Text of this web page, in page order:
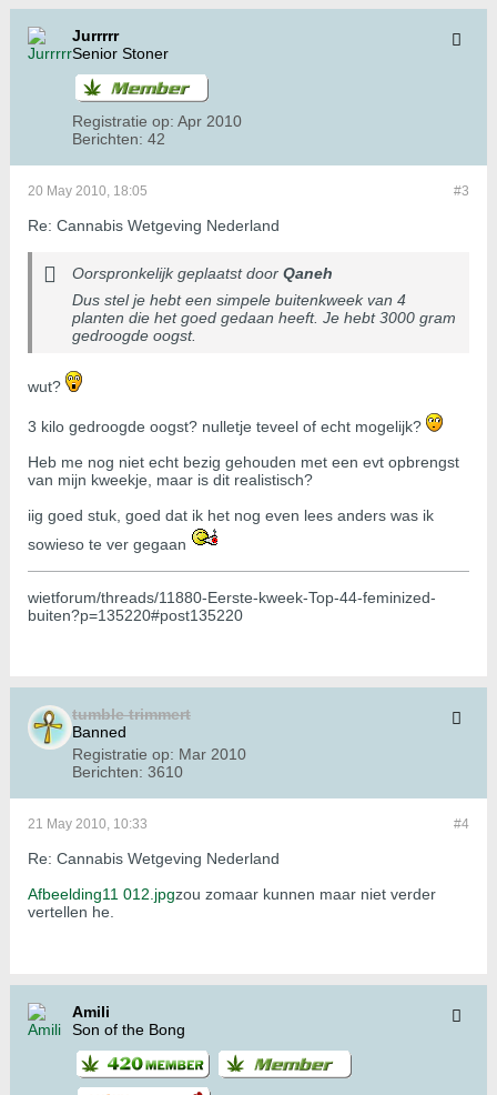
Jurrrrr
Senior Stoner
Registratie op: Apr 2010
Berichten: 42
#3
20 May 2010, 18:05
Re: Cannabis Wetgeving Nederland
Oorspronkelijk geplaatst door Qaneh
Dus stel je hebt een simpele buitenkweek van 4
planten die het goed gedaan heeft. Je hebt 3000 gram
gedroogde oogst.
wut?
3 kilo gedroogde oogst? nulletje teveel of echt mogelijk?
Heb me nog niet echt bezig gehouden met een evt opbrengst
van mijn kweekje, maar is dit realistisch?
iig goed stuk, goed dat ik het nog even lees anders was ik
sowieso te ver gegaan
wietforum/threads/11880-Eerste-kweek-Top-44-feminized-
buiten?p=135220#post135220
tumble trimmert
Banned
Registratie op: Mar 2010
Berichten: 3610
#4
21 May 2010, 10:33
Re: Cannabis Wetgeving Nederland
Afbeelding11 012.jpgzou zomaar kunnen maar niet verder
vertellen he.
Amili
Son of the Bong